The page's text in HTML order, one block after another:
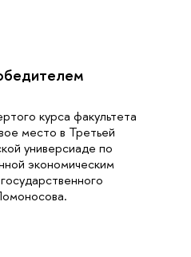
курса факультета
место в Третьей
универсиаде по
экономическим